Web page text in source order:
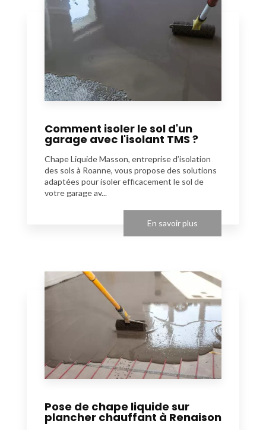
Comment isoler le sol d'un
garage avec l'isolant TMS ?
Chape Liquide Masson, entreprise d’isolation
des sols à Roanne, vous propose des solutions
adaptées pour isoler efficacement le sol de
votre garage av...
En savoir plus
Pose de chape liquide sur
plancher chauffant à Renaison